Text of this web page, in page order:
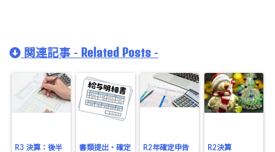
関連記事 - Related Posts -
R3 決算：後半
書類提出・確定
R2年確定申告
R2決算